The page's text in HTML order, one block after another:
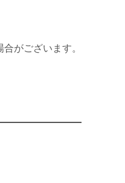
がございます。